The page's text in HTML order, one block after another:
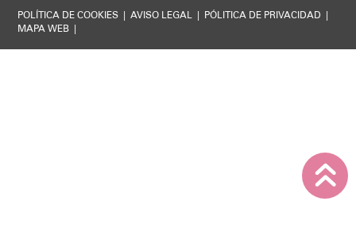
POLÍTICA DE COOKIES | AVISO LEGAL | PÓLITICA DE PRIVACIDAD |
MAPA WEB |